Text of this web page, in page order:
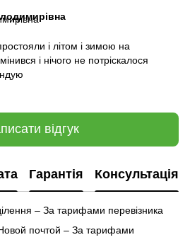
і літом і зимою на
і нічого не потріскалося
відгук
Гарантія Консультація
– За тарифами перевізника
почтой – За тарифами